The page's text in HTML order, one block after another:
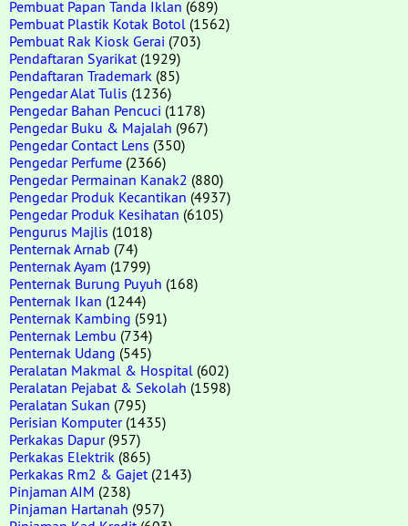
Pembuat Papan Tanda Iklan (689)
Pembuat Plastik Kotak Botol (1562)
Pembuat Rak Kiosk Gerai (703)
Pendaftaran Syarikat (1929)
Pendaftaran Trademark (85)
Pengedar Alat Tulis (1236)
Pengedar Bahan Pencuci (1178)
Pengedar Buku & Majalah (967)
Pengedar Contact Lens (350)
Pengedar Perfume (2366)
Pengedar Permainan Kanak2 (880)
Pengedar Produk Kecantikan (4937)
Pengedar Produk Kesihatan (6105)
Pengurus Majlis (1018)
Penternak Arnab (74)
Penternak Ayam (1799)
Penternak Burung Puyuh (168)
Penternak Ikan (1244)
Penternak Kambing (591)
Penternak Lembu (734)
Penternak Udang (545)
Peralatan Makmal & Hospital (602)
Peralatan Pejabat & Sekolah (1598)
Peralatan Sukan (795)
Perisian Komputer(1435)
Perkakas Dapur(957)
Perkakas Elektrik (865)
Perkakas Rm2 & Gajet (2143)
Pinjaman AIM (238)
Pinjaman Hartanah (957)